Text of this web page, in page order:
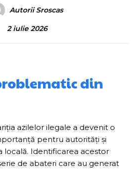
Autorii Sroscas
2 iulie 2026
din
azilelor ilegale a devenit o
pentru autorități și
Identificarea acestor
de abateri care au generat